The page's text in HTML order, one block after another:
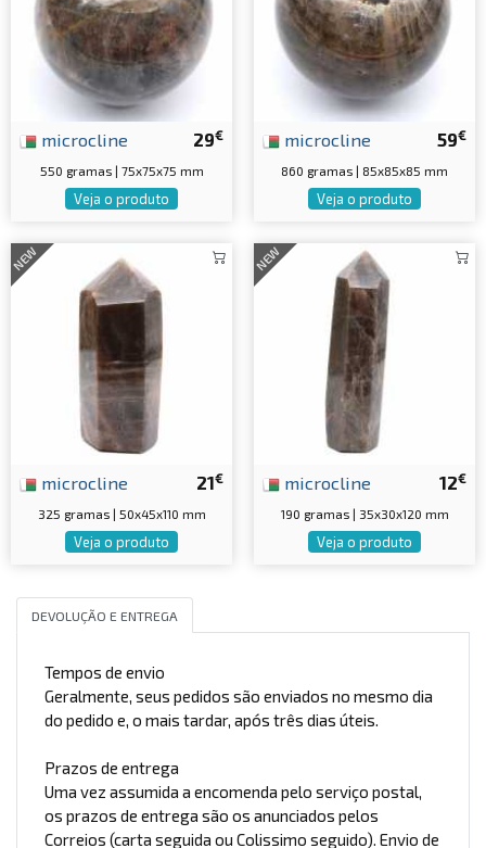
29€
microcline
550 gramas | 75x75x75 mm
Veja o produto
59€
microcline
860 gramas | 85x85x85 mm
Veja o produto
NEW
21€
microcline
325 gramas | 50x45x110 mm
Veja o produto
NEW
12€
microcline
190 gramas | 35x30x120 mm
Veja o produto
DEVOLUÇÃO E ENTREGA
Tempos de envio
Geralmente, seus pedidos são enviados no mesmo dia
do pedido e, o mais tardar, após três dias úteis.
Prazos de entrega
Uma vez assumida a encomenda pelo serviço postal,
os prazos de entrega são os anunciados pelos
Correios (carta seguida ou Colissimo seguido). Envio de